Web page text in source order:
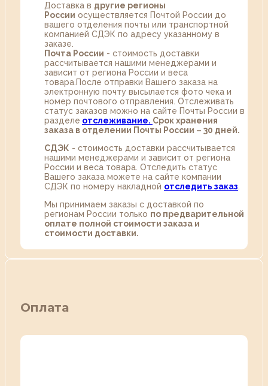
Доставка в другие регионы
России осуществляется Почтой России до
вашего отделения почты или транспортной
компанией СДЭК по адресу указанному в
заказе.
Почта России - стоимость доставки
рассчитывается нашими менеджерами и
зависит от региона России и веса
товара.После отправки Вашего заказа на
электронную почту высылается фото чека и
номер почтового отправления. Отслеживать
статус заказов можно на сайте Почты России в
разделе oтслеживание. Срок хранения
заказа в отделении Почты России – 30 дней.
СДЭК - стоимость доставки рассчитывается
нашими менеджерами и зависит от региона
России и веса товара. Отследить статус
Вашего заказа можете на сайте компании
СДЭК по номеру накладной отследить заказ
Мы принимаем заказы с доставкой по
регионам России только по предварительной
оплате полной стоимости заказа и
стоимости доставки.
Оплата